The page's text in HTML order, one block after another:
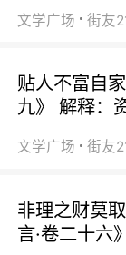
文学广场
贴人不富自
九》 解释：
文学广场
非理之财莫
言·卷二十六